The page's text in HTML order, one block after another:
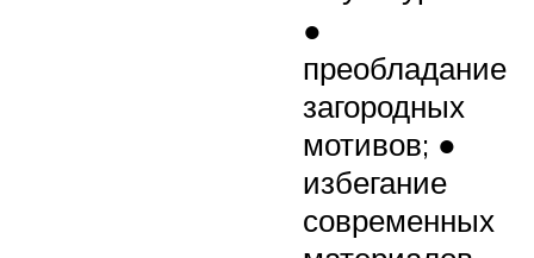
●
преобладание
загородных
мотивов; ●
избегание
современных